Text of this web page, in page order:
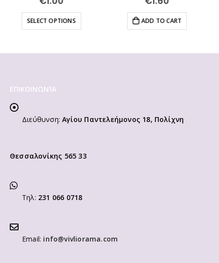
ADD TO CART SELECT OPTIONS
ΕΠΙΚΟΙΝΩΝΊΑ
Διεύθυνση: Αγίου Παντελεήμονος 18, Πολίχνη
Θεσσαλονίκης 565 33
Τηλ: 231 066 0718
Email: info@vivliorama.com